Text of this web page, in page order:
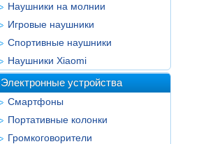
Наушники на молнии
Игровые наушники
Спортивные наушники
Наушники Xiaomi
Электронные устройства
Смартфоны
Портативные колонки
Громкоговорители